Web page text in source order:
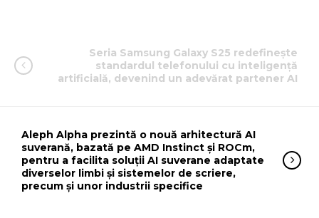
Seria Samsung Galaxy S25 redefinește
standardul telefonului cu inteligență
artificială, devenind un adevărat partener AI
Aleph Alpha prezintă o nouă arhitectură AI
suverană, bazată pe AMD Instinct și ROCm,
pentru a facilita soluții AI suverane adaptate
diverselor limbi și sistemelor de scriere,
precum și unor industrii specifice